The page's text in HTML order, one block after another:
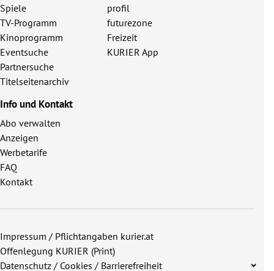
Spiele
TV-Programm
Kinoprogramm
Eventsuche
Partnersuche
Titelseitenarchiv
profil
futurezone
Freizeit
KURIER App
Info und Kontakt
Abo verwalten
Anzeigen
Werbetarife
FAQ
Kontakt
Impressum / Pflichtangaben kurier.at
Offenlegung KURIER (Print)
Datenschutz / Cookies / Barrierefreiheit